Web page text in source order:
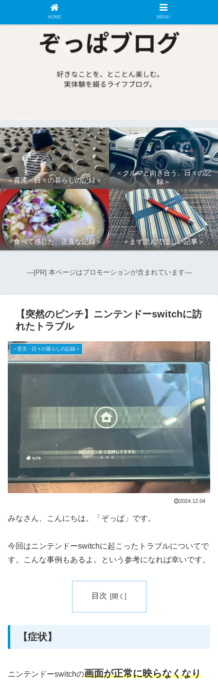
＜育児・日々の暮らしの記録＞
＜クルマと向き合う、日々の記
録＞
＜食べて感じた、正直な記録＞ ＜まず読んでほしい記事＞
―[PR] 本ページはプロモーションが含まれています―
【突然のピンチ】ニンテンドーswitchに訪
れたトラブル
＜育児・日々の暮らしの記録＞
2024.12.04
みなさん、こんにちは。「ぞっぱ」です。
今回はニンテンドーswitchに起こったトラブルについてで
す。こんな事例もあるよ。という参考になれば幸いです。
目次
【症状】
ニンテンドーswitchの画面が正常に映らなくなり
HOME MENU